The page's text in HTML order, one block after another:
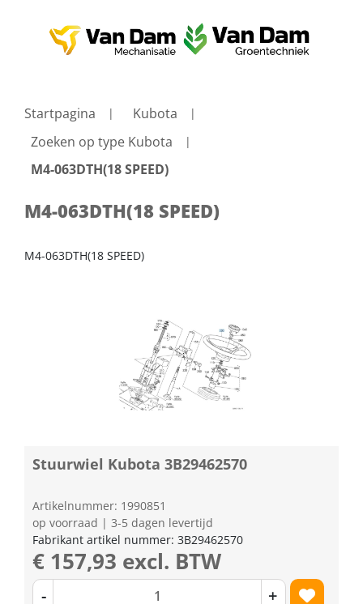
Startpagina
Kubota
Zoeken op type Kubota
M4-063DTH(18 SPEED)
M4-063DTH(18 SPEED)
M4-063DTH(18 SPEED)
Stuurwiel Kubota 3B29462570
Artikelnummer: 1990851
op voorraad | 3-5 dagen levertijd
Fabrikant artikel nummer: 3B29462570
€ 157,93 excl. BTW
- +